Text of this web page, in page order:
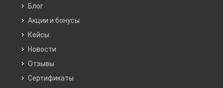
Блог
Акции и бонусы
Кейсы
Новости
Отзывы
Сертификаты